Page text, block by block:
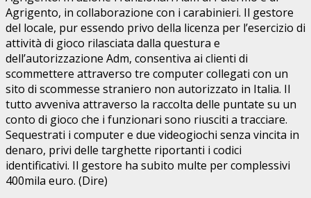
Agrigento, in collaborazione con i carabinieri. Il gestore
del locale, pur essendo privo della licenza per l’esercizio di
attività di gioco rilasciata dalla questura e
dell’autorizzazione Adm, consentiva ai clienti di
scommettere attraverso tre computer collegati con un
sito di scommesse straniero non autorizzato in Italia. Il
tutto avveniva attraverso la raccolta delle puntate su un
conto di gioco che i funzionari sono riusciti a tracciare.
Sequestrati i computer e due videogiochi senza vincita in
denaro, privi delle targhette riportanti i codici
identificativi. Il gestore ha subito multe per complessivi
400mila euro. (Dire)